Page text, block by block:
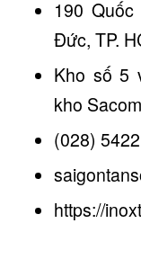
190
Đức, TP.
Kho số 5
kho
(028)
https://